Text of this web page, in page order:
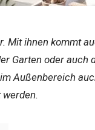
Mit ihnen kommt
Garten oder
Außenbereich